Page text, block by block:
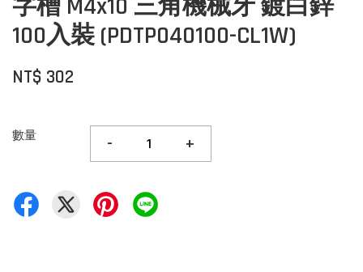
字槽 M4x10 三角機械牙 鍍白鋅
100入裝 (PDTP040100-CL1W)
NT$ 302
數量 - +